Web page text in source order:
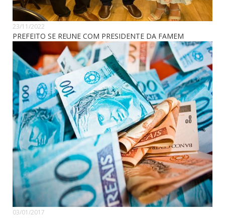
23/11/2022
PREFEITO SE REUNE COM PRESIDENTE DA FAMEM
03/01/2017